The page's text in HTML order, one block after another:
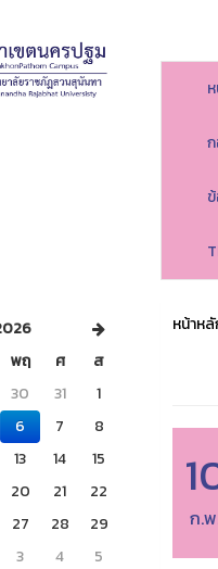
พฤ ศ
ส
30 31
1
6 7
8
13 14
15
20 21
22
27 28
29
3 4 5
หน้าห
ก.